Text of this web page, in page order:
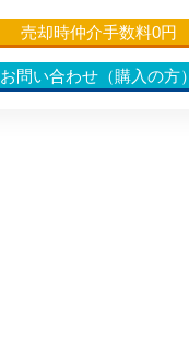
売却時仲介手数料0円
お問い合わせ（購入の方）